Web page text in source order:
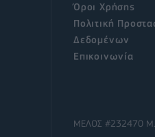
Όροι Χρήσης
Πολιτική
Δεδομένων
Επικοινωνία
ΜΕΛΟΣ #232470